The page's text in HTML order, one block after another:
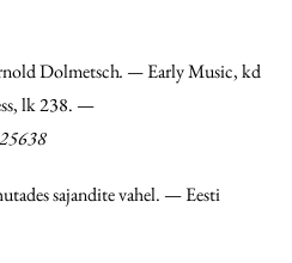
Dol­metsch. —Early Music, kd
lk 238. —
sajandite vahel. — Eesti